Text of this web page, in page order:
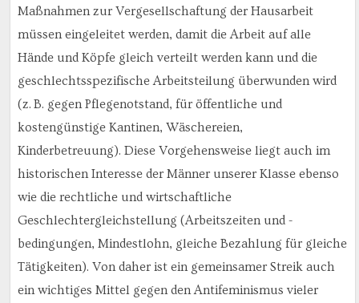
Maßnahmen zur Vergesellschaftung der Hausarbeit
müssen eingeleitet werden, damit die Arbeit auf alle
Hände und Köpfe gleich verteilt werden kann und die
geschlechtsspezifische Arbeitsteilung überwunden wird
(z. B. gegen Pflegenotstand, für öffentliche und
kostengünstige Kantinen, Wäschereien,
Kinderbetreuung). Diese Vorgehensweise liegt auch im
historischen Interesse der Männer unserer Klasse ebenso
wie die rechtliche und wirtschaftliche
Geschlechtergleichstellung (Arbeitszeiten und -
bedingungen, Mindestlohn, gleiche Bezahlung für gleiche
Tätigkeiten). Von daher ist ein gemeinsamer Streik auch
ein wichtiges Mittel gegen den Antifeminismus vieler